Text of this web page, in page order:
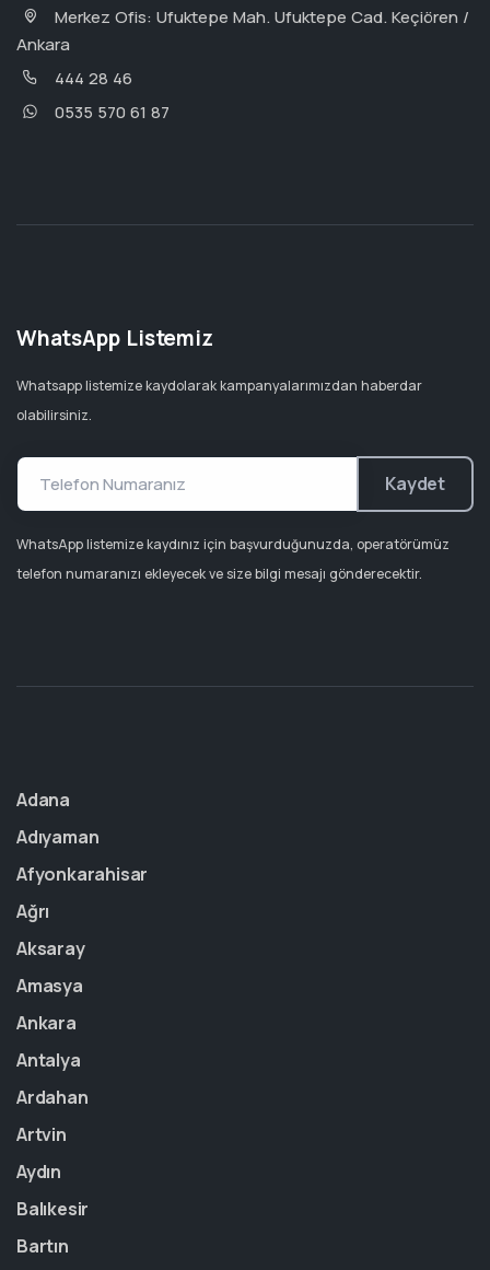
Merkez Ofis: Ufuktepe Mah. Ufuktepe Cad. Keçiören /
Ankara
444 28 46
0535 570 61 87
WhatsApp Listemiz
Whatsapp listemize kaydolarak kampanyalarımızdan haberdar
olabilirsiniz.
Kaydet
WhatsApp listemize kaydınız için başvurduğunuzda, operatörümüz
telefon numaranızı ekleyecek ve size bilgi mesajı gönderecektir.
Adana
Adıyaman
Afyonkarahisar
Ağrı
Aksaray
Amasya
Ankara
Antalya
Ardahan
Artvin
Aydın
Balıkesir
Bartın